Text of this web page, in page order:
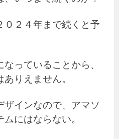
０２４年まで続くと予
っていることから、
りえません。
ザインなので、アマソ
にはならない。